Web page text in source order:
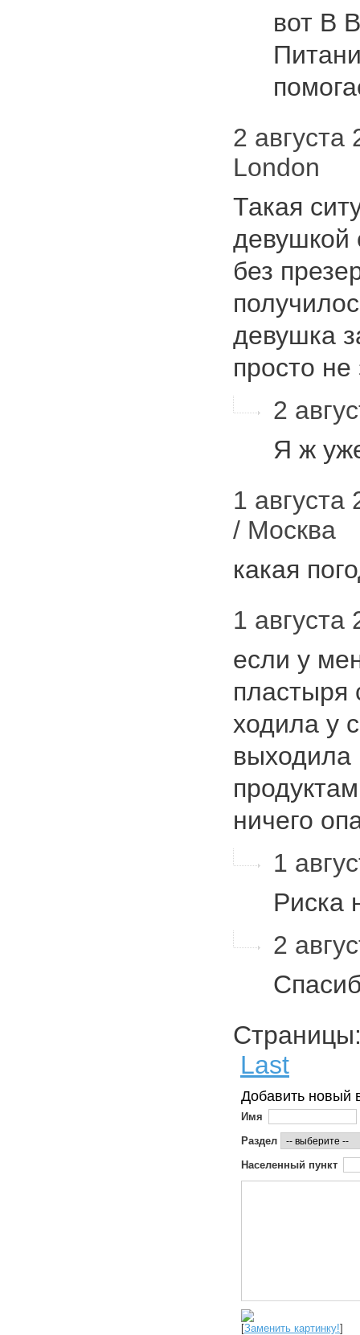
вот В
2 августа
London
Такая
девушкой
без
девушка
просто
2
Я ж
1 августа
/ Москва
какая
1 августа
если у
пластыря
ходила у
выходила
ничего
1
Риска
2
Last
Добавить новый
Имя
Раздел
Населенный пункт
[Заменить картинку!]